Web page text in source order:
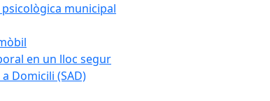
municipal
en un lloc segur
Domicili (SAD)